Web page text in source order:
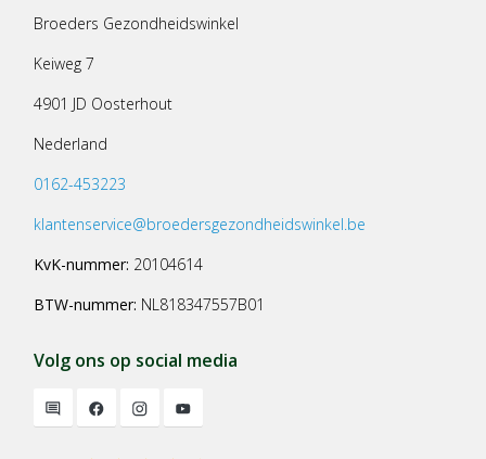
Broeders Gezondheidswinkel
Keiweg 7
4901 JD Oosterhout
Nederland
0162-453223
klantenservice@broedersgezondheidswinkel.be
KvK-nummer: 20104614
BTW-nummer: NL818347557B01
Volg ons op social media